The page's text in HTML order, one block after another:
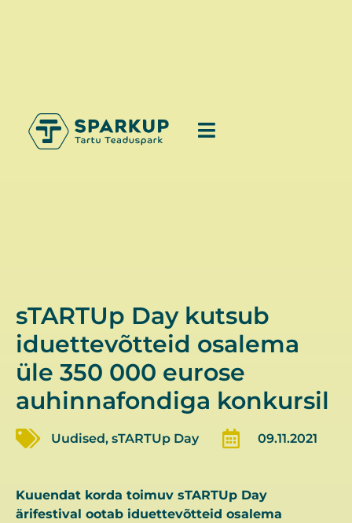
sTARTUp Day kutsub
iduettevõtteid osalema
üle 350 000 eurose
auhinnafondiga konkursil
Uudised, sTARTUp Day 09.11.2021
Kuuendat korda toimuv sTARTUp Day
ärifestival ootab iduettevõtteid osalema